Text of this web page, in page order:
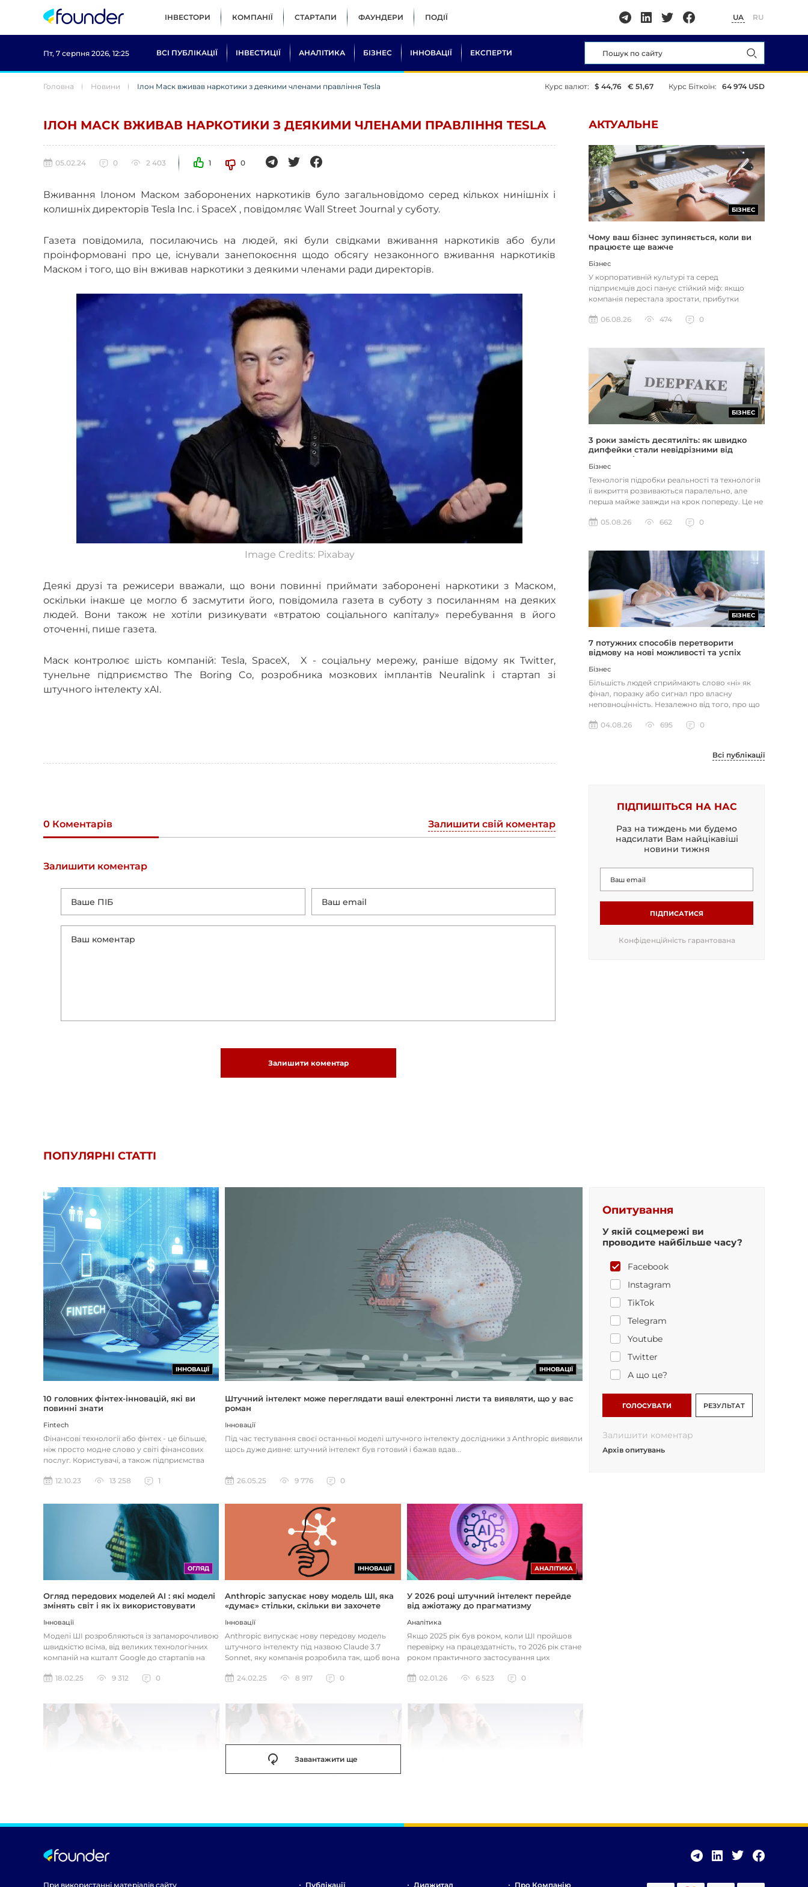
ІНВЕСТОРИ КОМПАНІЇ СТАРТАПИ ФАУНДЕРИ ПОДІЇ UA RU
Пт, 7 серпня 2026, 12:25 ВСІ ПУБЛІКАЦІЇ ІНВЕСТИЦІЇ АНАЛІТИКА БІЗНЕС ІННОВАЦІЇ ЕКСПЕРТИ
Головна Новини Ілон Маск вживав наркотики з деякими членами правління Tesla Курс валют: $ 44,76 € 51,67 Курс Біткоїн: 64 974 USD
ІЛОН МАСК ВЖИВАВ НАРКОТИКИ З ДЕЯКИМИ ЧЛЕНАМИ ПРАВЛІННЯ TESLA
05.02.24 0 2 403 1 0
Вживання Ілоном Маском заборонених наркотиків було загальновідомо серед кількох нинішніх і
колишніх директорів Tesla Inc. і SpaceX , повідомляє Wall Street Journal у суботу.
Газета повідомила, посилаючись на людей, які були свідками вживання наркотиків або були
проінформовані про це, існували занепокоєння щодо обсягу незаконного вживання наркотиків
Маском і того, що він вживав наркотики з деякими членами ради директорів.
Image Credits: Pixabay
Деякі друзі та режисери вважали, що вони повинні приймати заборонені наркотики з Маском,
оскільки інакше це могло б засмутити його, повідомила газета в суботу з посиланням на деяких
людей. Вони також не хотіли ризикувати «втратою соціального капіталу» перебування в його
оточенні, пише газета.
Маск контролює шість компаній: Tesla, SpaceX, X - соціальну мережу, раніше відому як Twitter,
тунельне підприємство The Boring Co, розробника мозкових імплантів Neuralink і стартап зі
штучного інтелекту xAI.
0 Коментарів Залишити свій коментар
Залишити коментар
Залишити коментар
АКТУАЛЬНЕ
БІЗНЕС
Чому ваш бізнес зупиняється, коли ви
працюєте ще важче
Бізнес
У корпоративній культурі та серед
підприємців досі панує стійкий міф: якщо
компанія перестала зростати, прибутки
06.08.26
474 0
БІЗНЕС
3 роки замість десятиліть: як швидко
дипфейки стали невідрізними від
реальності
Бізнес
Технологія підробки реальності та технологія
її викриття розвиваються паралельно, але
перша майже завжди на крок попереду. Це не
05.08.26
662 0
БІЗНЕС
7 потужних способів перетворити
відмову на нові можливості та успіх
Бізнес
Більшість людей сприймають слово «ні» як
фінал, поразку або сигнал про власну
неповноцінність. Незалежно від того, про що
04.08.26
695 0
Всі публікації
ПІДПИШІТЬСЯ НА НАС
Раз на тиждень ми будемо
надсилати Вам найцікавіші
новини тижня
ПІДПИСАТИСЯ
Конфіденційність гарантована
ПОПУЛЯРНІ СТАТТІ
ІННОВАЦІЇ
10 головних фінтех-інновацій, які ви
повинні знати
Fintech
Фінансові технології або фінтех - це більше,
ніж просто модне слово у світі фінансових
послуг. Користувачі, а також підприємства
12.10.23
13 258 1
ІННОВАЦІЇ
Штучний інтелект може переглядати ваші електронні листи та виявляти, що у вас
роман
Інновації
Під час тестування своєї останньої моделі штучного інтелекту дослідники з Anthropic виявили
щось дуже дивне: штучний інтелект був готовий і бажав вдав...
26.05.25 9 776 0
ОГЛЯД
Огляд передових моделей AI : які моделі
змінять світ і як їх використовувати
Інновації
Моделі ШІ розробляються із запаморочливою
швидкістю всіма, від великих технологічних
компаній на кшталт Google до стартапів на
18.02.25
9 312 0
ІННОВАЦІЇ
Anthropic запускає нову модель ШІ, яка
«думає» стільки, скільки ви захочете
Інновації
Anthropic випускає нову передову модель
штучного інтелекту під назвою Claude 3.7
Sonnet, яку компанія розробила так, щоб вона
24.02.25
8 917 0
АНАЛІТИКА
У 2026 році штучний інтелект перейде
від ажіотажу до прагматизму
Аналітика
Якщо 2025 рік був роком, коли ШІ пройшов
перевірку на працездатність, то 2026 рік стане
роком практичного застосування цих
02.01.26
6 523 0
Завантажити ще
Опитування
У якій соцмережі ви
проводите найбільше часу?
Facebook
Instagram
TikTok
Telegram
Youtube
Twitter
А що це?
ГОЛОСУВАТИ РЕЗУЛЬТАТ
Залишити коментар
Архів опитувань
При використанні матеріалів сайту Публікації Диджитал Про Компанію